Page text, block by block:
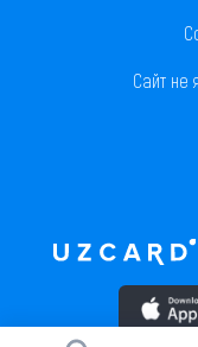
Сайт не